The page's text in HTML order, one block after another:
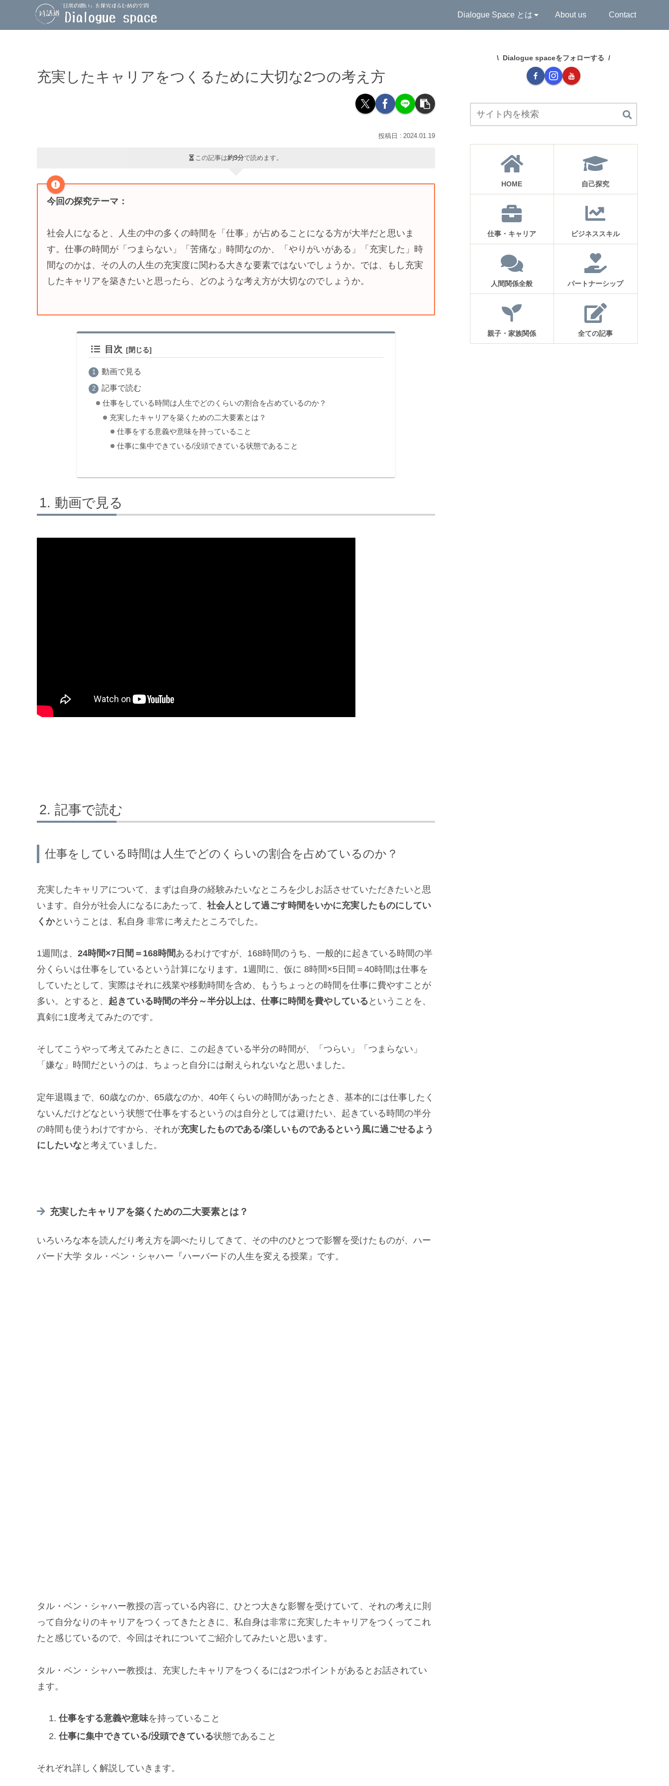
Dialogue Space とは About us Contact
充実したキャリアをつくるために大切な2つの考え方
2024.01.19
この記事は約9分で読めます。
今回の探究テーマ ：
社会人になると、人生の中の多くの時間を「仕事」が占めることになる方が大半だと思いま
す。仕事の時間が「つまらない」「苦痛な」時間なのか、「やりがいがある」「充実した」時
間なのかは、その人の人生の充実度に関わる大きな要素ではないでしょうか。では、もし充実
したキャリアを築きたいと思ったら、どのような考え方が大切なのでしょうか。
目次
動画で見る
記事で読む
仕事をしている時間は人生でどのくらいの割合を占めているのか？
充実したキャリアを築くための二大要素とは？
仕事をする意義や意味を持っていること
仕事に集中できている/没頭できている状態であること
動画で見る
記事で読む
仕事をしている時間は人生でどのくらいの割合を占めているのか？
充実したキャリアについて、まずは自身の経験みたいなところを少しお話させていただきたいと思
います。自分が社会人になるにあたって、 社会人として過ごす時間をいかに充実したものにしてい
くかということは、私自身 非常に考えたところでした。
1週間は、 24時間×7日間＝168時間あるわけですが、168時間のうち、一般的に起きている時間の半
分くらいは仕事をしているという計算になります。1週間に、仮に 8時間×5日間＝40時間は仕事を
していたとして、実際はそれに残業や移動時間を含め、もうちょっとの時間を仕事に費やすことが
多い。とすると、 起きている時間の半分～半分以上は、仕事に時間を費やしている ということを、
真剣に1度考えてみたのです。
そしてこうやって考えてみたときに、この起きている半分の時間が、「つらい」「つまらない」
「嫌な」時間だというのは、ちょっと自分には耐えられないなと思いました。
定年退職まで、60歳なのか、65歳なのか、40年くらいの時間があったとき、基本的には仕事したく
ないんだけどなという状態で仕事をするというのは自分としては避けたい、起きている時間の半分
の時間も使うわけですから、それが充実したものである/楽しいものであるという風に過ごせるよう
にしたいなと考えていました。
充実したキャリアを築くための二大要素とは？
いろいろな本を読んだり考え方を調べたりしてきて、その中のひとつで影響を受けたものが、ハー
バード大学 タル・ベン・シャハー『ハーバードの人生を変える授業』です。
タル・ベン・シャハー教授の言っている内容に、ひとつ大きな影響を受けていて、それの考えに則
って自分なりのキャリアをつくってきたときに、私自身は非常に充実したキャリアをつくってこれ
たと感じているので、今回はそれについてご紹介してみたいと思います。
タル・ベン・シャハー教授は、充実したキャリアをつくるには2つポイントがあるとお話されてい
ます。
仕事をする意義や意味を持っていること
仕事に集中できている/没頭できている状態であること
それぞれ詳しく解説していきます。
Dialogue spaceをフォローする
HOME 自己探究
仕事・キャリア ビジネススキル
人間関係全般 パートナーシップ
親子・家族関係 全ての記事